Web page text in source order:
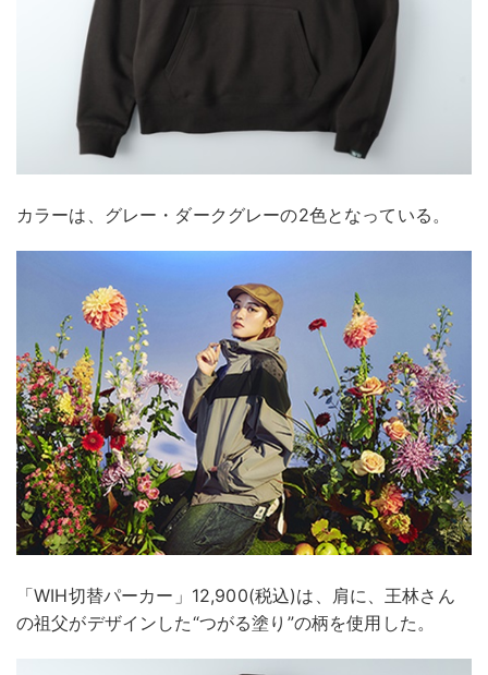
カラーは、グレー・ダークグレーの2色となっている。
「WIH切替パーカー」12,900(税込)は、肩に、王林さん
の祖父がデザインした“つがる塗り”の柄を使用した。